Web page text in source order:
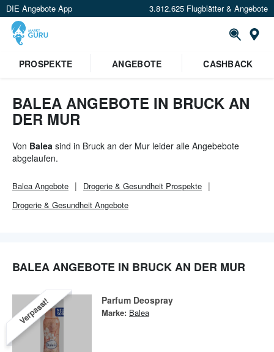
DIE Angebote App 3.812.625 Flugblätter & Angebote
PROSPEKTE ANGEBOTE CASHBACK
BALEA ANGEBOTE IN BRUCK AN
DER MUR
Von Balea sind in Bruck an der Mur leider alle Angebebote
abgelaufen.
Balea Angebote Drogerie & Gesundheit Prospekte
Drogerie & Gesundheit Angebote
BALEA ANGEBOTE IN BRUCK AN DER MUR
Verpasst! Parfum Deospray
Marke: Balea